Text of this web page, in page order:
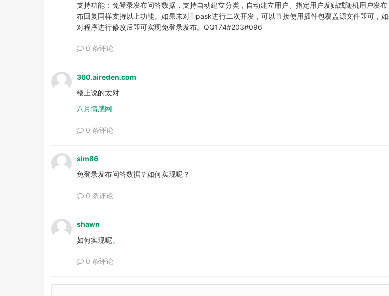
支持功能：免登录发布问答数据，支持自动建立分类，自动建立用户、指定用户发贴或随机用户发
布回复同样支持以上功能。如果未对Tipask进行二次开发，可以直接使用插件包覆盖源文件即可，
对程序进行修改后即可实现免登录发布。QQ174#203#096
0 条评论
360.aireden.com
楼上说的太对
八月情感网
0 条评论
sim86
免登录发布问答数据？如何实现呢？
0 条评论
shawn
如何实现呢。
0 条评论